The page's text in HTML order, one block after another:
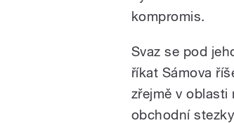
kompromis.
Svaz se pod
říkat Sámova
zřejmě v oblasti
obchodní